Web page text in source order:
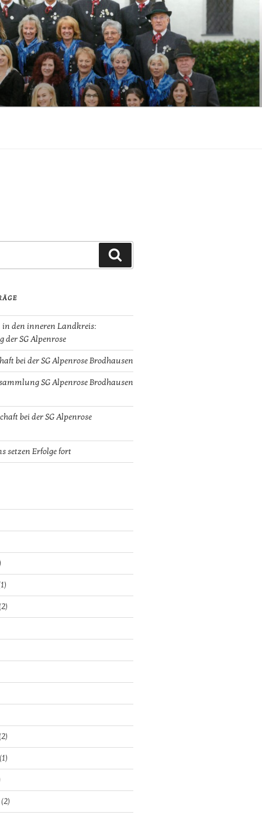
in den inneren Landkreis:
der SG Alpenrose
bei der SG Alpenrose Brodhausen
SG Alpenrose Brodhausen
bei der SG Alpenrose
setzen Erfolge fort